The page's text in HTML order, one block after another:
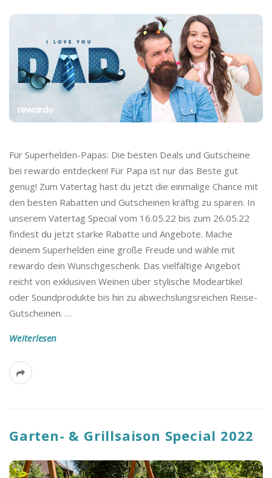
Für Superhelden-Papas: Die besten Deals und Gutscheine
bei rewardo entdecken! Für Papa ist nur das Beste gut
genug! Zum Vatertag hast du jetzt die einmalige Chance mit
den besten Rabatten und Gutscheinen kräftig zu sparen. In
unserem Vatertag Special vom 16.05.22 bis zum 26.05.22
findest du jetzt starke Rabatte und Angebote. Mache
deinem Superhelden eine große Freude und wähle mit
rewardo dein Wunschgeschenk. Das vielfältige Angebot
reicht von exklusiven Weinen über stylische Modeartikel
oder Soundprodukte bis hin zu abwechslungsreichen Reise-
Gutscheinen. …
Weiterlesen
Garten- & Grillsaison Special 2022